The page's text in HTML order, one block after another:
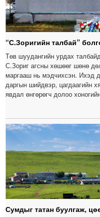
“С.Зоригийн талбай”
Төв шуудангийн урдах
С.Зориг агсны хөшөөг шөнө
маргааш нь мэдчихсэн. Ихэд
даргын шийдвэр, цагдаагийн
явдал өнгөрөгч долоо
Сумдыг татан буулгаж,